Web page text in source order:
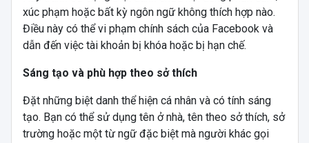
xúc phạm hoặc bất kỳ ngôn ngữ không thích hợp nào.
Điều này có thể vi phạm chính sách của Facebook và
dẫn đến việc tài khoản bị khóa hoặc bị hạn chế.
Sáng tạo và phù hợp theo sở thích
Đặt những biệt danh thể hiện cá nhân và có tính sáng
tạo. Bạn có thể sử dụng tên ở nhà, tên theo sở thích, sở
trường hoặc một từ ngữ đặc biệt mà người khác gọi